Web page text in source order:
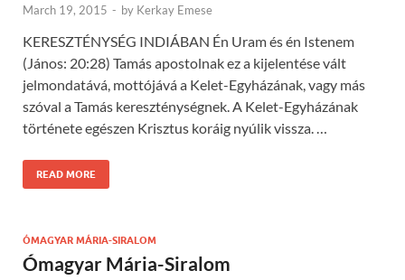
March 19, 2015 - by Kerkay Emese
KERESZTÉNYSÉG INDIÁBAN Én Uram és én Istenem
(János: 20:28) Tamás apostolnak ez a kijelentése vált
jelmondatává, mottójává a Kelet-Egyházának, vagy más
szóval a Tamás kereszténységnek. A Kelet-Egyházának
története egészen Krisztus koráig nyúlik vissza. …
READ MORE
ÓMAGYAR MÁRIA-SIRALOM
Ómagyar Mária-Siralom